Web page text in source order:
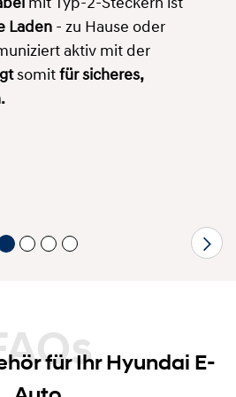
mit Typ-2-Steckern ist
Laden - zu Hause oder
aktiv mit der
somit für sicheres,
für Ihr Hyundai E-